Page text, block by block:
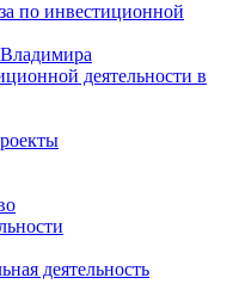
по инвестиционной
деятельности в
деятельность